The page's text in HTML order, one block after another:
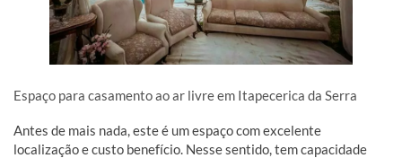
Espaço para casamento ao ar livre em Itapecerica da Serra
Antes de mais nada, este é um espaço com excelente
localização e custo benefício. Nesse sentido, tem capacidade